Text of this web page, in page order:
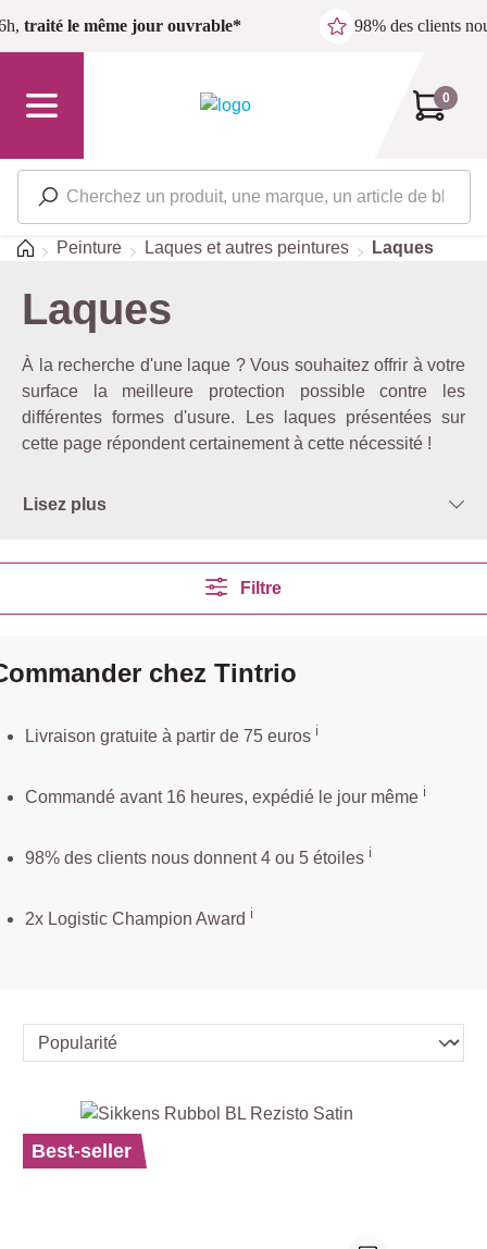
Passer au contenu principal
traité le même jour ouvrable* 98% des clients
0
Accueil
Peinture Laques et autres peintures Laques
Laques
À la recherche d'une laque ? Vous souhaitez offrir à votre
surface la meilleure protection possible contre les
différentes formes d'usure. Les laques présentées sur
cette page répondent certainement à cette nécessité !
Lisez plus
Filtre
chez Tintrio
Livraison gratuite à partir de 75 euros ℹ️️
Commandé avant 16 heures, expédié le jour même ℹ️
98% des clients nous donnent 4 ou 5 étoiles ℹ️
2x Logistic Champion Award ℹ️
Best-seller